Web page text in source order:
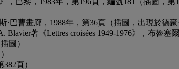
·巴曹畫廊，1988年，第36頁（插圖，出現於德
著《Lettres croisées 1949-1976》，布魯塞
圖）
頁）